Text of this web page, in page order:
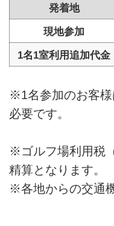
発着地
現地参加
1名1室利用追加代金
※1名参加のお客
必要です。
※ゴルフ場利用税
精算となります。
※各地からの交通